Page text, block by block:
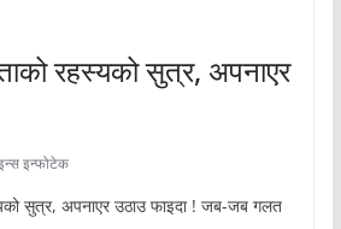
रहस्यको सुत्र, अपनाएर
इन्फोटेक
सुत्र, अपनाएर उठाउ फाइदा ! जब-जब गलत